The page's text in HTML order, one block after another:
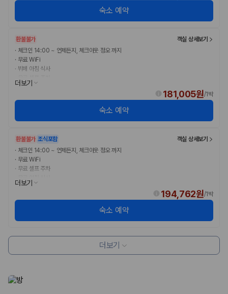
제주도 렌트카 차종별 가격비교
혼자 또는 2인 여행에 적합하며 제주 렌트카 최저가를 찾는 사용자
가 가장 먼저 비교하는 차종입니다.
준중형·중형차
커플·친구 여행에서 많이 선택되며 가격과 승차감의 균형이 좋은 차
종입니다.
가족 여행, 짐이 많은 여행, 장거리 이동에 적합하며 보험 조건과 차
량 연식을 함께 비교하는 것이 좋습니다.
승합차·대형차
험 조건을 함께 확인해야 합니다.
제주렌트카 보험까지 비교해야 진짜 가격비교입
니다
동일한 차량이라도 보험 조건에 따라 실제 부담 금액이 달라질 수 있습니
다. 카모아는 제주 렌트카 가격뿐 아니라 일반자차, 완전자차, 슈퍼자차 조
건을 함께 확인할 수 있도록 돕습니다.
일반자차:사고 발생 시 일정 금액의 면책금이 발생할 수 있습니다.
보상 한도 내에서 면책금 부담이 줄어드는 보험 조건입니
다.
2000만 고객이 선택한 렌트카 가격비교 플랫폼
숙소 예약
환불불가
객실 상세보기
· 체크인 14:00 ~ 언제든지, 체크아웃 정오 까지
· 무료 WiFi
· 뷔페 아침 식사
무료 셀프 주차
더보기
181,005원/1박
숙소 예약
환불불가 조식포함
객실 상세보기
· 체크인 14:00 ~ 언제든지, 체크아웃 정오 까지
· 무료 WiFi
· 무료 셀프 주차
무료 아침 식사
더보기
194,762원/1박
숙소 예약
더보기